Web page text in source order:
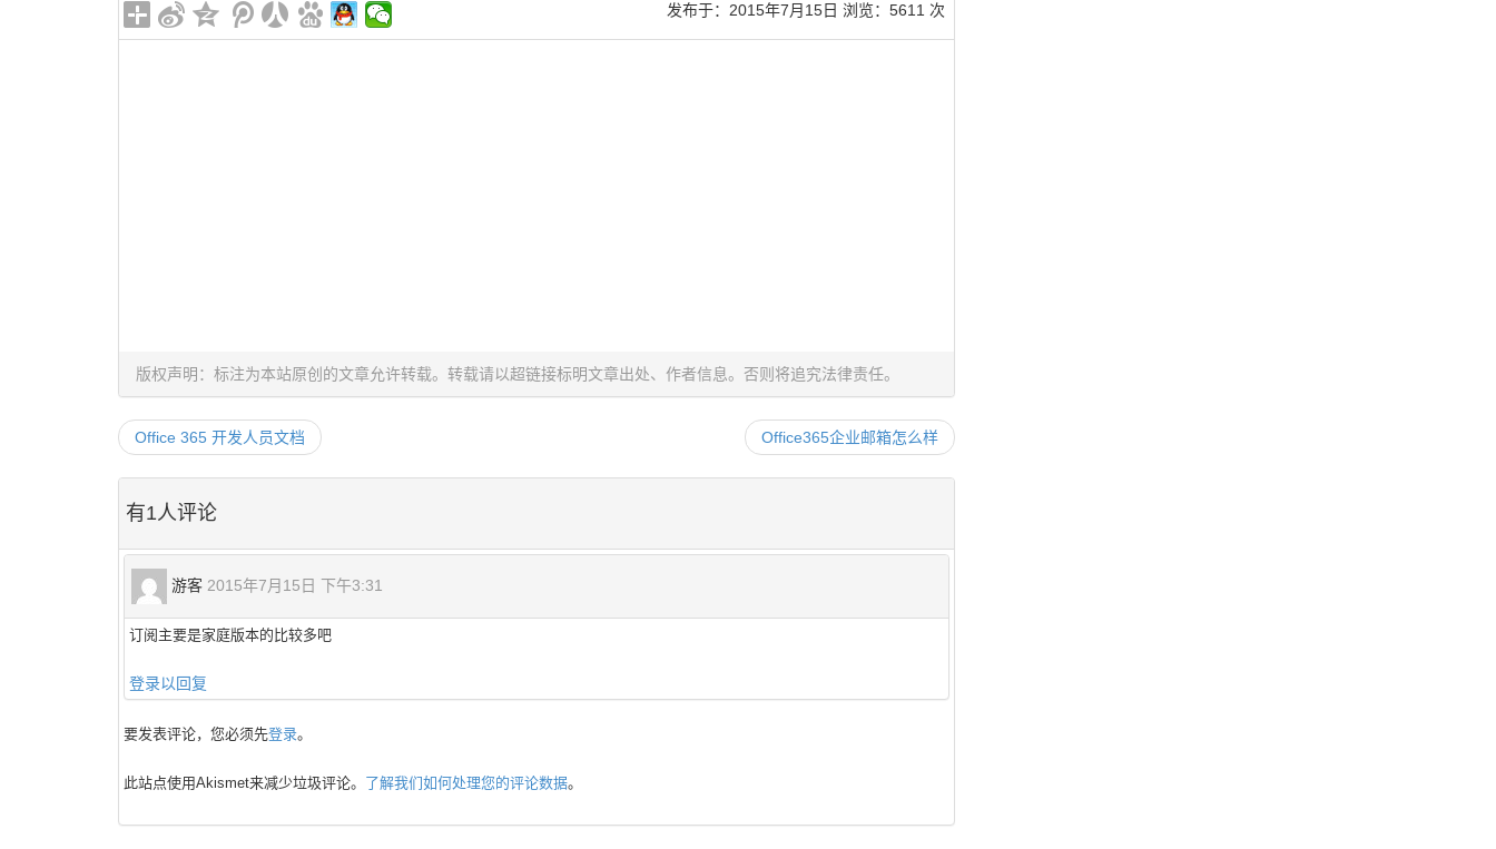
发布于： 2015年7月15日 浏览：5611 次
版权声明：标注为本站原创的文章允许转载。转载请以超链接标明文章出处、作者信息。否则将追究法律责任。
Office 365 开发人员文档 Office365企业邮箱怎么样
有1人评论
游客 2015年7月15日 下午3:31
订阅主要是家庭版本的比较多吧
登录以回复
要发表评论，您必须先登录。
此站点使用Akismet来减少垃圾评论。 了解我们如何处理您的评论数据。